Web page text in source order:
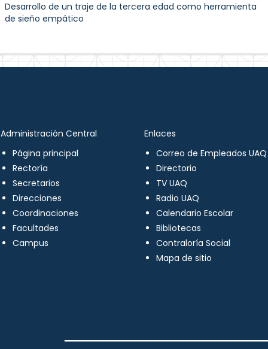
Desarrollo de un traje de la tercera edad como herramienta
de sieño empático
Administración Central
Página principal
Rectoría
Secretarios
Direcciones
Coordinaciones
Facultades
Campus
Enlaces
Correo de Empleados UAQ
Directorio
TV UAQ
Radio UAQ
Calendario Escolar
Bibliotecas
Contraloría Social
Mapa de sitio